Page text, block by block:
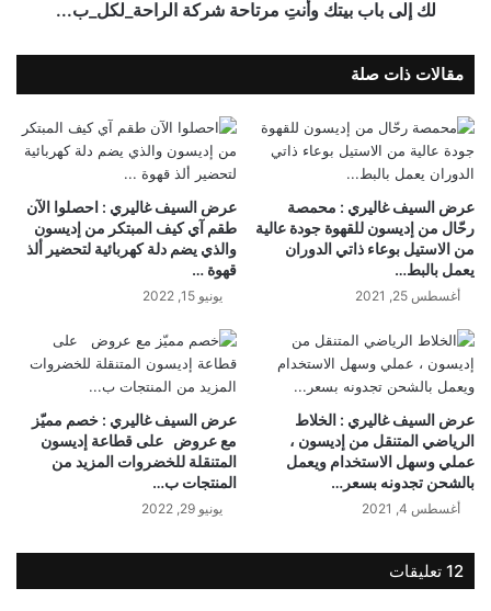
لك إلى باب بيتك وأنتِ مرتاحة شركة الراحة_لكل_ب...
مقالات ذات صلة
عرض السيف غاليري : محمصة
رحّال من إديسون للقهوة جودة عالية
من الاستيل بوعاء ذاتي الدوران
يعمل بالبط…
أغسطس 25, 2021
عرض السيف غاليري : احصلوا الآن
طقم آي كيف المبتكر من إديسون
والذي يضم دلة كهربائية لتحضير ألذ
قهوة …
يونيو 15, 2022
عرض السيف غاليري : الخلاط
الرياضي المتنقل من إديسون ،
عملي وسهل الاستخدام ويعمل
بالشحن تجدونه بسعر…
أغسطس 4, 2021
عرض السيف غاليري : خصم مميّز
مع عروض ⁧‫ ‬⁩ على قطاعة إديسون
المتنقلة للخضروات المزيد من
المنتجات ب…
يونيو 29, 2022
‫12 تعليقات